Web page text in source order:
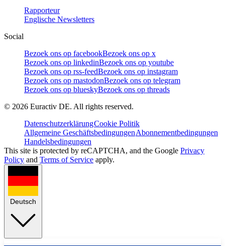
Rapporteur
Englische Newsletters
Social
Bezoek ons op facebookBezoek ons op x
Bezoek ons op linkedinBezoek ons op youtube
Bezoek ons op rss-feedBezoek ons op instagram
Bezoek ons op mastodonBezoek ons op telegram
Bezoek ons op blueskyBezoek ons op threads
© 2026 Euractiv DE. All rights reserved.
DatenschutzerklärungCookie Politik
Allgemeine GeschäftsbedingungenAbonnementbedingungen
Handelsbedingungen
This site is protected by reCAPTCHA, and the Google Privacy
Policy and Terms of Service apply.
Deutsch